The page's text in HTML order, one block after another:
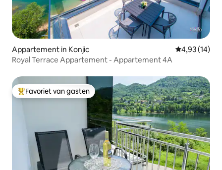
Appartement in Konjic Gemiddelde
4,93 (14)
Royal Terrace Appartement - Appartement 4A
Topfavoriet van gasten
Favoriet van gasten